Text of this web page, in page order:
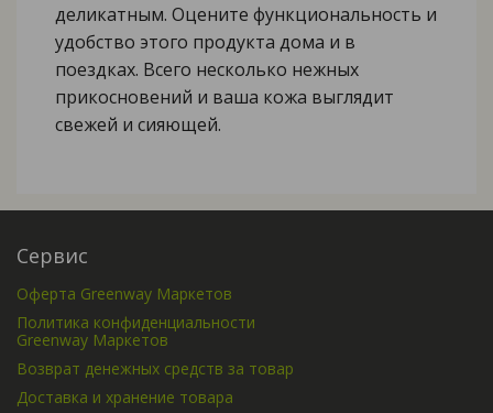
деликатным. Оцените функциональность и
удобство этого продукта дома и в
поездках. Всего несколько нежных
прикосновений и ваша кожа выглядит
свежей и сияющей.
Сервис
Оферта Greenway Маркетов
Политика конфиденциальности
Greenway Маркетов
Возврат денежных средств за товар
Доставка и хранение товара